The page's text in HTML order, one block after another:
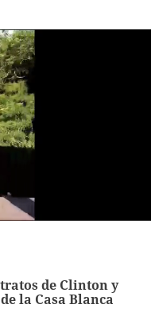
de Clinton y
la Casa Blanca